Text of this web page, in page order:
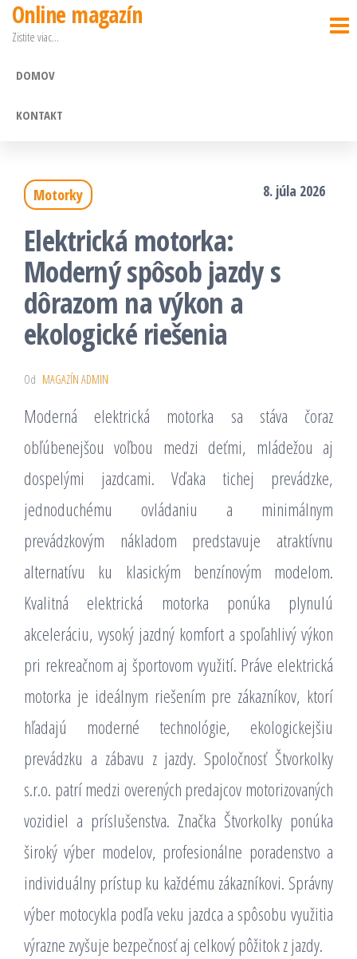
Preskočiť
obsah
Online magazín
Zistite viac…
DOMOV
KONTAKT
Motorky 8. júla 2026
Elektrická motorka:
Moderný spôsob jazdy s
dôrazom na výkon a
ekologické riešenia
Od MAGAZÍN ADMIN
Moderná elektrická motorka sa stáva čoraz
obľúbenejšou voľbou medzi deťmi, mládežou aj
dospelými jazdcami. Vďaka tichej prevádzke,
jednoduchému ovládaniu a minimálnym
prevádzkovým nákladom predstavuje atraktívnu
alternatívu ku klasickým benzínovým modelom.
Kvalitná elektrická motorka ponúka plynulú
akceleráciu, vysoký jazdný komfort a spoľahlivý výkon
pri rekreačnom aj športovom využití. Práve elektrická
motorka je ideálnym riešením pre zákazníkov, ktorí
hľadajú moderné technológie, ekologickejšiu
prevádzku a zábavu z jazdy. Spoločnosť Štvorkolky
s.r.o. patrí medzi overených predajcov motorizovaných
vozidiel a príslušenstva. Značka Štvorkolky ponúka
široký výber modelov, profesionálne poradenstvo a
individuálny prístup ku každému zákazníkovi. Správny
výber motocykla podľa veku jazdca a spôsobu využitia
výrazne zvyšuje bezpečnosť aj celkový pôžitok z jazdy.